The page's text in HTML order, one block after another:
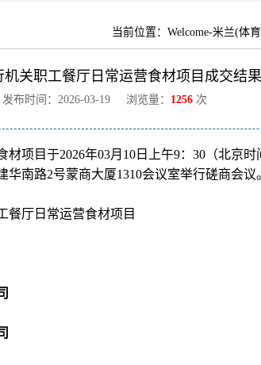
当前位置： Welcome-米兰(体
机关职工餐厅日常运营食材项目成交结
发布时间：2026-03-19 浏览量： 1256 次
项目于2026年03月10日上午9：30（北京
南路2号蒙商大厦1310会议室举行磋商会
餐厅日常运营食材项目